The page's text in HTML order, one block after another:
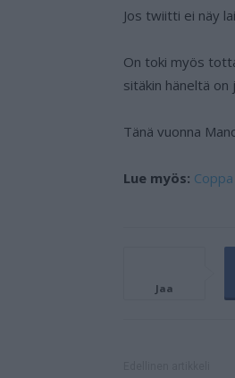
Jos twiitti ei näy
On toki myös
sitäkin häneltä
Tänä vuonna
Lue myös:
Jaa